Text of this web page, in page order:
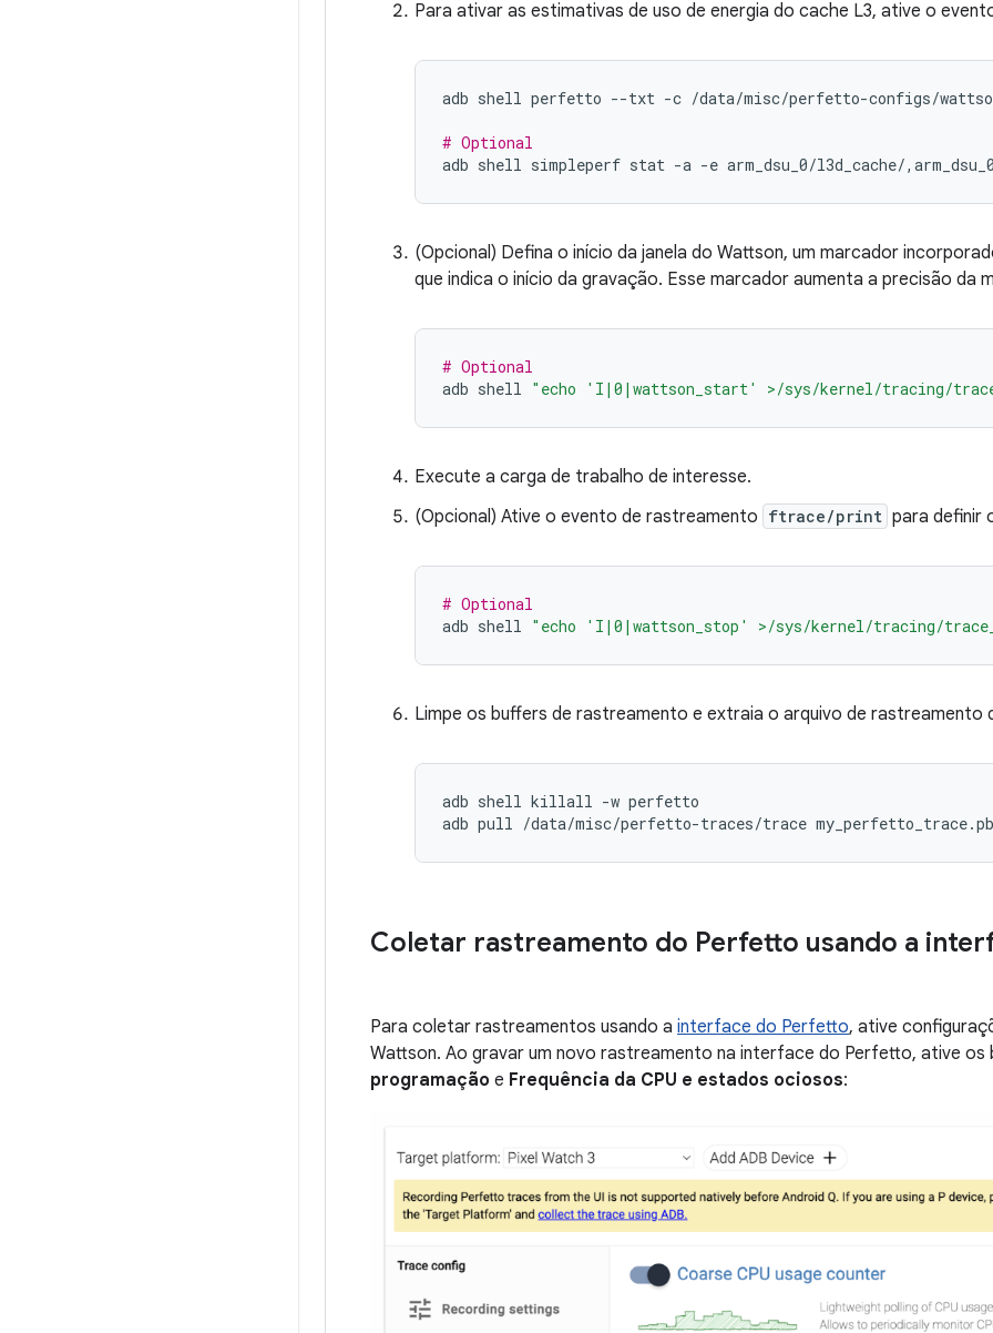
Para ativar as estimativas de uso de energia do cache L3, ative o
adb shell perfetto --txt -c /data/misc/perfetto-configs/
# Optional
adb shell simpleperf stat -a -e arm_dsu_0/l3d_cache/
(Opcional) Defina o início da janela do Wattson, um marcador
que indica o início da gravação. Esse marcador aumenta a precisão da
# Optional
adb shell "echo 'I|0|wattson_start' >/sys/kernel/tracing/
Execute a carga de trabalho de interesse.
(Opcional) Ative o evento de rastreamento ftrace/print para definir
# Optional
adb shell "echo 'I|0|wattson_stop' >/sys/kernel/tracing/
Limpe os buffers de rastreamento e extraia o arquivo de rastreamento
adb shell killall -w perfetto
adb pull /data/misc/perfetto-traces/trace
Coletar rastreamento do Perfetto usando a
Para coletar rastreamentos usando a interface do Perfetto, ative
Wattson. Ao gravar um novo rastreamento na interface do Perfetto, ative
programação e Frequência da CPU e estados ociosos: